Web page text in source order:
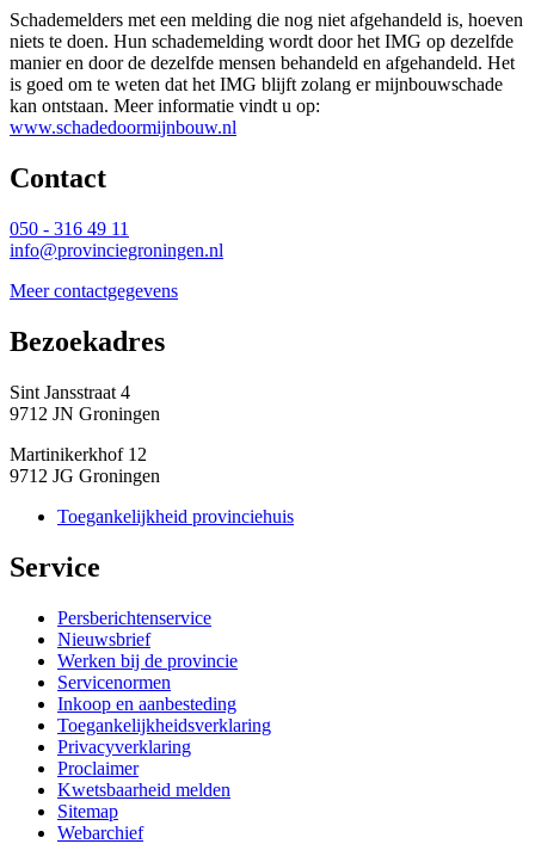
Schademelders met een melding die nog niet afgehandeld is, hoeven
niets te doen. Hun schademelding wordt door het IMG op dezelfde
manier en door de dezelfde mensen behandeld en afgehandeld. Het
is goed om te weten dat het IMG blijft zolang er mijnbouwschade
kan ontstaan. Meer informatie vindt u op:
www.schadedoormijnbouw.nl
Contact
050 - 316 49 11
info@provinciegroningen.nl
Meer contactgegevens
Bezoekadres
Sint Jansstraat 4
9712 JN Groningen
Martinikerkhof 12
9712 JG Groningen
Toegankelijkheid provinciehuis
Service
Persberichtenservice
Nieuwsbrief
Werken bij de provincie
Servicenormen
Inkoop en aanbesteding
Toegankelijkheidsverklaring
Privacyverklaring
Proclaimer
Kwetsbaarheid melden
Sitemap
Webarchief